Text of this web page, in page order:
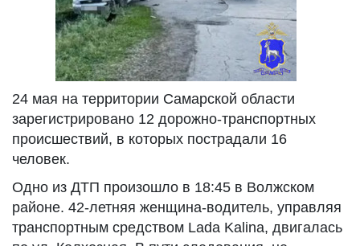
24 мая на территории Самарской области
зарегистрировано 12 дорожно-транспортных
происшествий, в которых пострадали 16
человек.
Одно из ДТП произошло в 18:45 в Волжском
районе. 42-летняя женщина-водитель, управляя
транспортным средством Lada Kalina, двигалась